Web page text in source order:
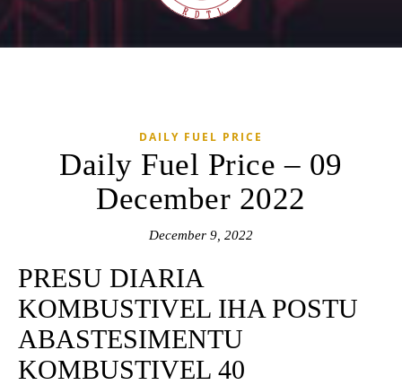
DAILY FUEL PRICE
Daily Fuel Price – 09
December 2022
December 9, 2022
PRESU DIARIA
KOMBUSTIVEL IHA POSTU
ABASTESIMENTU
KOMBUSTIVEL 40